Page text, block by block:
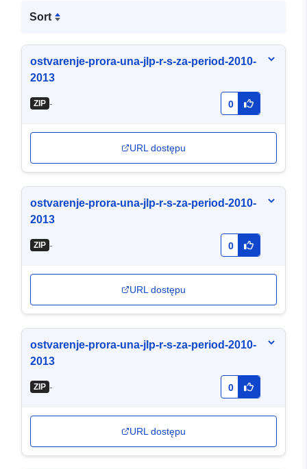
Sort
ostvarenje-prora-una-jlp-r-s-za-period-2010-
2013
ZIP - 0
URL dostępu
ostvarenje-prora-una-jlp-r-s-za-period-2010-
2013
ZIP - 0
URL dostępu
ostvarenje-prora-una-jlp-r-s-za-period-2010-
2013
ZIP - 0
URL dostępu